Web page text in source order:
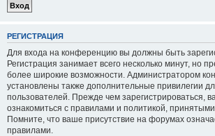
РЕГИСТРАЦИЯ
Для входа на конференцию вы должны быть
Регистрация занимает всего несколько минут, но
более широкие возможности. Администратором
установлены также дополнительные привилегии
пользователей. Прежде чем зарегистрироваться,
ознакомиться с правилами и политикой,
Помните, что ваше присутствие на форумах
правилами.